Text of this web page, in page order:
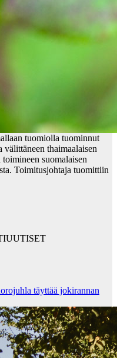
tuomiolla tuominnut
thaimaalaisen
suomalaisen
Toimitusjohtaja tuomittiin
täyttää jokirannan